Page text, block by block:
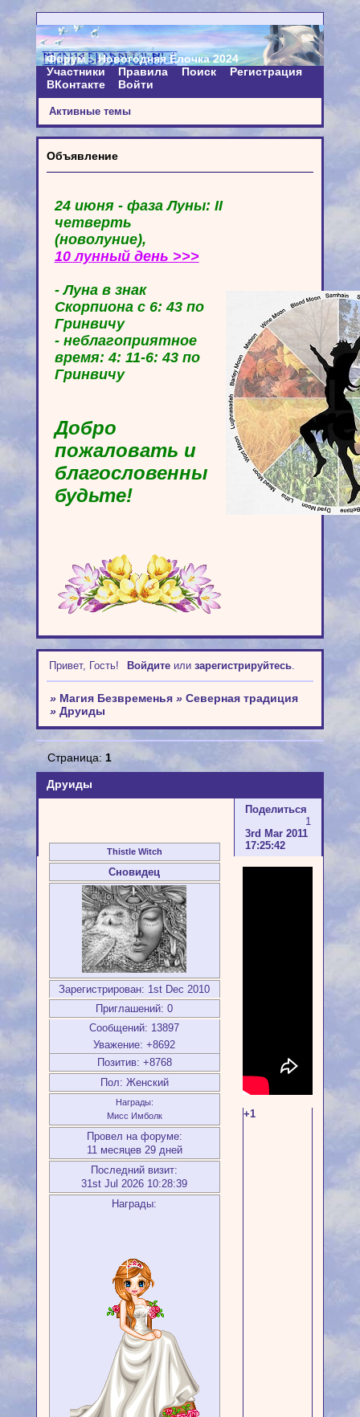
Форум
Новогодняя Ёлочка 2024
Участники
Правила Поиск
Регистрация
ВКонтакте
Войти
Активные темы
Объявление
24 июня - фаза Луны: II
четверть
(новолуние),
10 лунный день >>>
- Луна в знак
Скорпиона с 6: 43 по
Гринвичу
- неблагоприятное
время: 4: 11-6: 43 по
Гринвичу
Добро
пожаловать и
благословенны
будьте!
Привет, Гость! Войдитеили зарегистрируйтесь.
» Магия Безвременья » Северная традиция
» Друиды
Друиды
Страница: 1
Поделиться
1
3rd Mar 2011
17:25:42
Thistle Witch
Сновидец
Зарегистрирован: 1st Dec 2010
Приглашений: 0
Сообщений: 13897
Уважение: +8692
Позитив: +8768
Пол: Женский
Награды:
Мисс Имболк
Провел на форуме:
11 месяцев 29 дней
Последний визит:
31st Jul 2026 10:28:39
Награды:
+1